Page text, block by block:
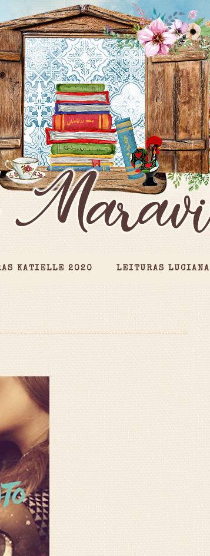
KATIELLE 2020 LEITURAS